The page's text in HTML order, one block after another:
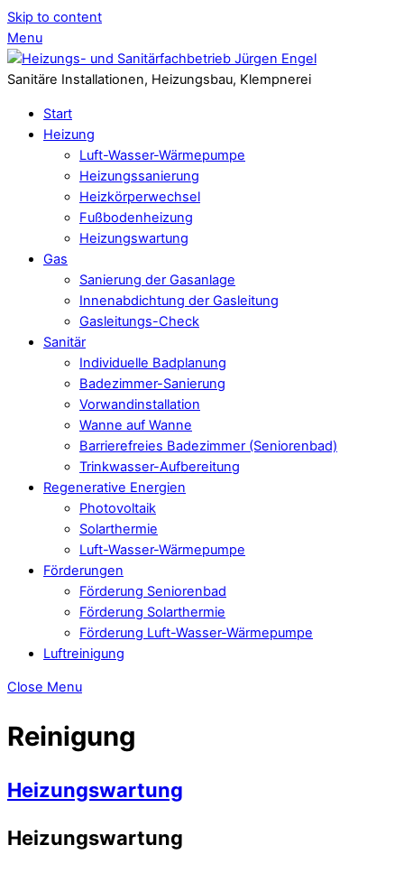
Skip to content
Menu
Sanitäre Installationen, Heizungsbau, Klempnerei
Start
Heizung
Luft-Wasser-Wärmepumpe
Heizungssanierung
Heizkörperwechsel
Fußbodenheizung
Heizungswartung
Gas
Sanierung der Gasanlage
Innenabdichtung der Gasleitung
Gasleitungs-Check
Sanitär
Individuelle Badplanung
Badezimmer-Sanierung
Vorwandinstallation
Wanne auf Wanne
Barrierefreies Badezimmer (Seniorenbad)
Trinkwasser-Aufbereitung
Regenerative Energien
Photovoltaik
Solarthermie
Luft-Wasser-Wärmepumpe
Förderungen
Förderung Seniorenbad
Förderung Solarthermie
Förderung Luft-Wasser-Wärmepumpe
Luftreinigung
Close Menu
Reinigung
Heizungswartung
Heizungswartung